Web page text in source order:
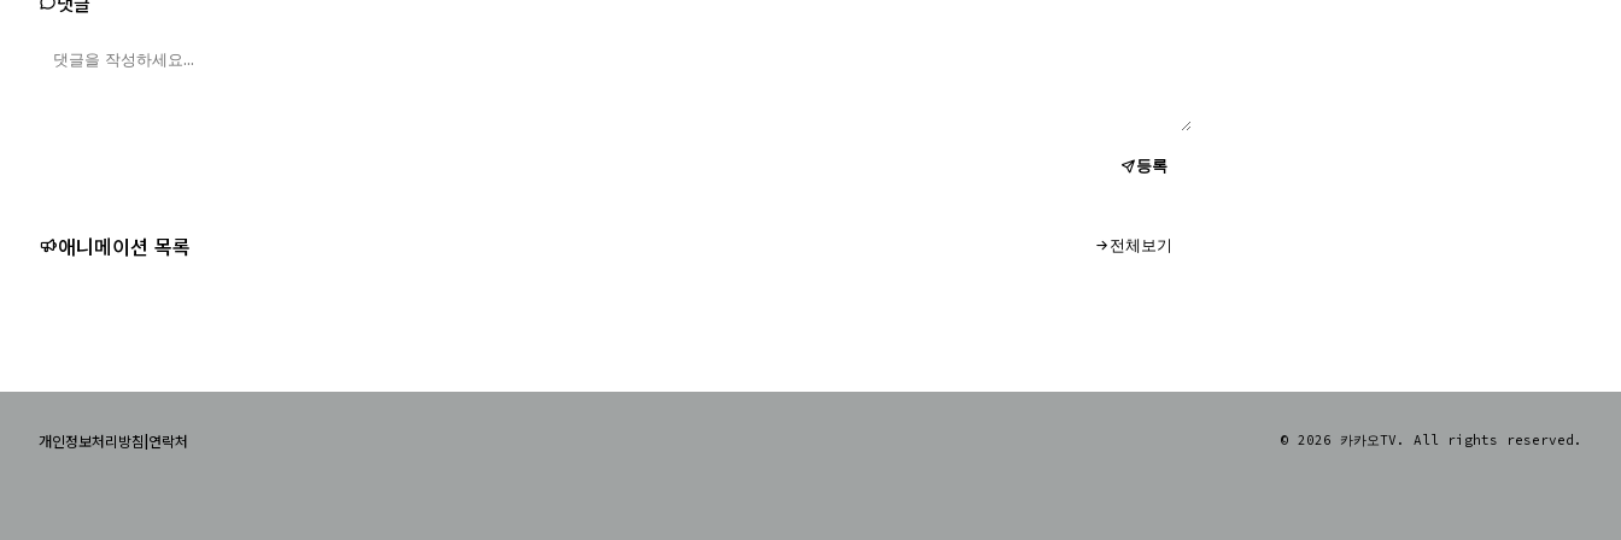
등록
애니메이션 목록 전체보기
개인정보처리방침|연락처 © 2026 카카오TV. All rights reserved.